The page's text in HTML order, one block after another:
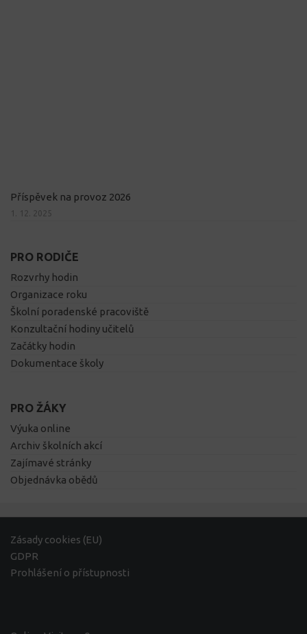
Příspěvek na provoz 2026
1. 12. 2025
PRO RODIČE
Rozvrhy hodin
Organizace roku
Školní poradenské pracoviště
Konzultační hodiny učitelů
Začátky hodin
Dokumentace školy
PRO ŽÁKY
Výuka online
Archiv školních akcí
Zajímavé stránky
Objednávka obědů
Zásady cookies (EU)
GDPR
Prohlášení o přístupnosti